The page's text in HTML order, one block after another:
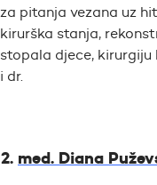
za pitanja vezana uz
kirurška stanja,
stopala djece, kirurgiju
i dr.
med. Diana